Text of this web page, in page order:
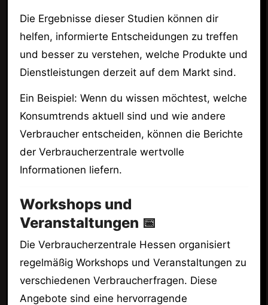
Die Ergebnisse dieser Studien können dir
helfen, informierte Entscheidungen zu treffen
und besser zu verstehen, welche Produkte und
Dienstleistungen derzeit auf dem Markt sind.
Ein Beispiel: Wenn du wissen möchtest, welche
Konsumtrends aktuell sind und wie andere
Verbraucher entscheiden, können die Berichte
der Verbraucherzentrale wertvolle
Informationen liefern.
Workshops und
Veranstaltungen 📅
Die Verbraucherzentrale Hessen organisiert
regelmäßig Workshops und Veranstaltungen zu
verschiedenen Verbraucherfragen. Diese
Angebote sind eine hervorragende